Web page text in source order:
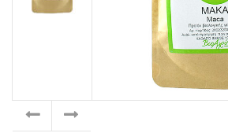
Ρίζες
Αιθέρια Έλαια Iperos
Βρώσιμα Λάδια / Ξύδια
Περιποίηση Σώματος
Περιποίηση Μαλλιών / Γενειάδας
ΠΡΟΪΌΝΤΑ ΜΈΛΙΣΣΑΣ